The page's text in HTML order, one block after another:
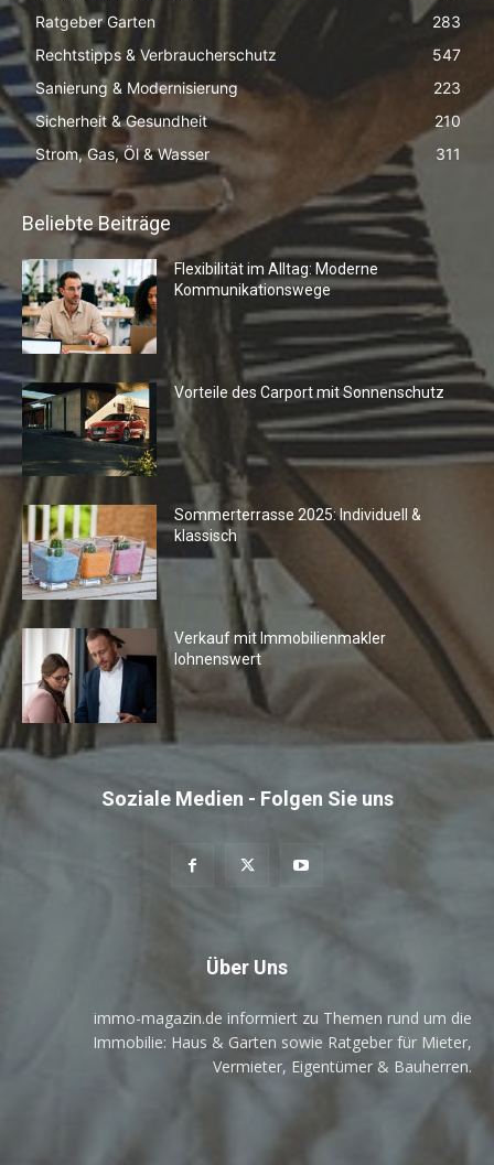
Ratgeber Garten
283
Rechtstipps & Verbraucherschutz
547
Sanierung & Modernisierung
223
Sicherheit & Gesundheit
210
Strom, Gas, Öl & Wasser
311
Beliebte Beiträge
Flexibilität im Alltag: Moderne
Kommunikationswege
Vorteile des Carport mit Sonnenschutz
Sommerterrasse 2025: Individuell &
klassisch
Verkauf mit Immobilienmakler
lohnenswert
Soziale Medien - Folgen Sie uns
Über Uns
immo-magazin.de informiert zu Themen rund um die
Immobilie: Haus & Garten sowie Ratgeber für Mieter,
Vermieter, Eigentümer & Bauherren.